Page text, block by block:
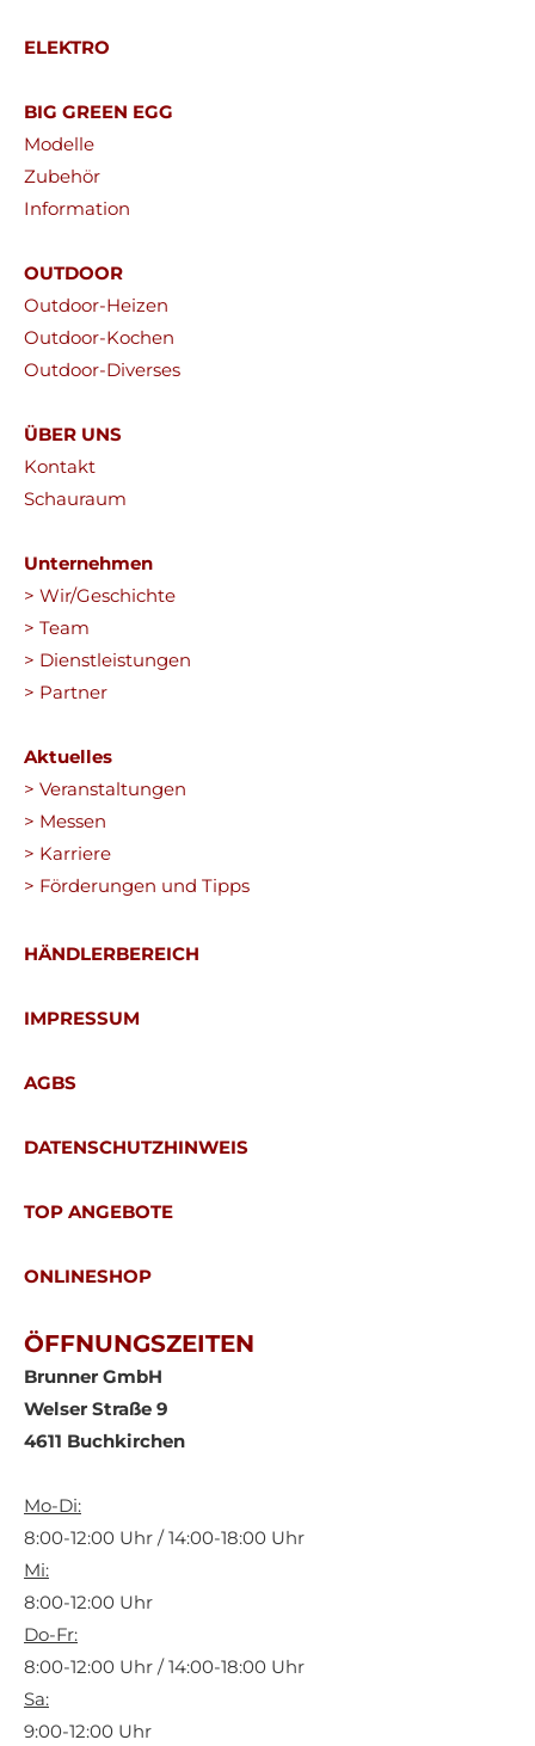
ELEKTRO
BIG GREEN EGG
Modelle
Zubehör
Information
OUTDOOR
Outdoor-Heizen
Outdoor-Kochen
Outdoor-Diverses
ÜBER UNS
Kontakt
Schauraum
Unternehmen
> Wir/Geschichte
> Team
> Dienstleistungen
> Partner
Aktuelles
> Veranstaltungen
> Messen
> Karriere
> Förderungen und Tipps
HÄNDLERBEREICH
IMPRESSUM
AGBS
DATENSCHUTZHINWEIS
TOP ANGEBOTE
ONLINESHOP
ÖFFNUNGSZEITEN
Brunner GmbH
Welser Straße 9
4611 Buchkirchen
Mo-Di:
8:00-12:00 Uhr / 14:00-18:00 Uhr
Mi:
8:00-12:00 Uhr
Do-Fr:
8:00-12:00 Uhr / 14:00-18:00 Uhr
Sa:
9:00-12:00 Uhr